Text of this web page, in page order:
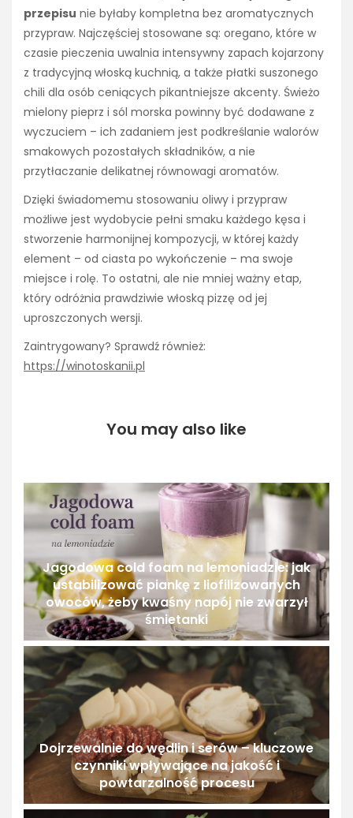
przepisu nie byłaby kompletna bez aromatycznych
przypraw. Najczęściej stosowane są: oregano, które w
czasie pieczenia uwalnia intensywny zapach kojarzony
z tradycyjną włoską kuchnią, a także płatki suszonego
chili dla osób ceniących pikantniejsze akcenty. Świeżo
mielony pieprz i sól morska powinny być dodawane z
wyczuciem – ich zadaniem jest podkreślanie walorów
smakowych pozostałych składników, a nie
przytłaczanie delikatnej równowagi aromatów.
Dzięki świadomemu stosowaniu oliwy i przypraw
możliwe jest wydobycie pełni smaku każdego kęsa i
stworzenie harmonijnej kompozycji, w której każdy
element – od ciasta po wykończenie – ma swoje
miejsce i rolę. To ostatni, ale nie mniej ważny etap,
który odróżnia prawdziwie włoską pizzę od jej
uproszczonych wersji.
Zaintrygowany? Sprawdź również:
https://winotoskanii.pl
You may also like
Jagodowa cold foam na lemoniadzie: jak
ustabilizować piankę z liofilizowanych
owoców, żeby kwaśny napój nie zwarzył
śmietanki
Dojrzewalnie do wędlin i serów – kluczowe
czynniki wpływające na jakość i
powtarzalność procesu